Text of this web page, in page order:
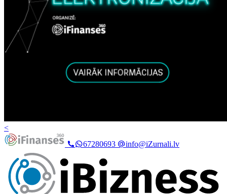
<
67280693
info@iZurnali.lv